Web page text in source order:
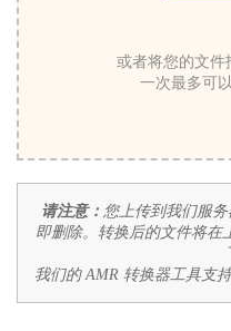
或者将您的文件
一次最多可
请注意： 您上传到我们服
即删除。转换后的文件将在
我们的 AMR 转换器工具支